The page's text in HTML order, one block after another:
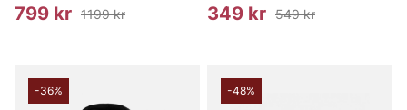
799 kr 1199 kr 349 kr 549 kr
-36% -48%